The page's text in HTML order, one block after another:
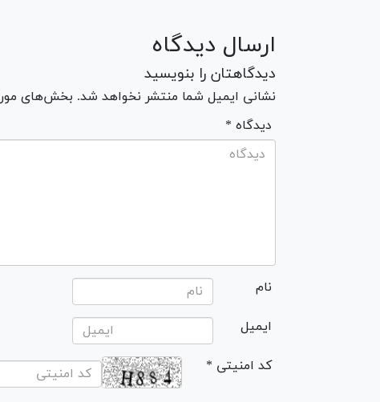
ارسال دیدگاه
دیدگاهتان را بنویسید
نشانی ایمیل شما منتشر نخواهد شد. بخش‌های
* دیدگاه
نام
ایمیل
* کد امنیتی